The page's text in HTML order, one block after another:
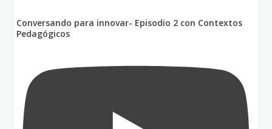
Conversando para innovar- Episodio 2 con Contextos
Pedagógicos